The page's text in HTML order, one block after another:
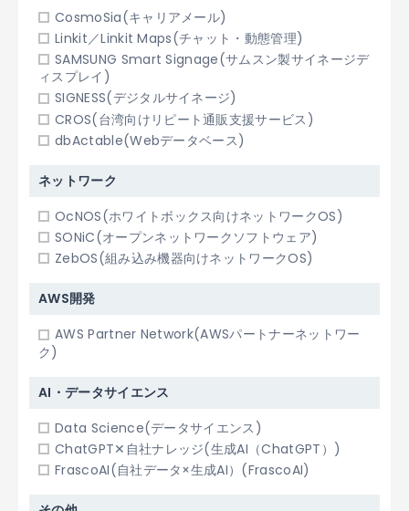
CosmoSia(キャリアメール)
Linkit／Linkit Maps(チャット・動態管理)
SAMSUNG Smart Signage(サムスン製サイネージデ
ィスプレイ)
SIGNESS(デジタルサイネージ)
CROS(台湾向けリピート通販支援サービス)
dbActable(Webデータベース)
ネットワーク
OcNOS(ホワイトボックス向けネットワークOS)
SONiC(オープンネットワークソフトウェア)
ZebOS(組み込み機器向けネットワークOS)
AWS開発
AWS Partner Network(AWSパートナーネットワー
ク)
AI・データサイエンス
Data Science(データサイエンス)
ChatGPT✕自社ナレッジ(生成AI（ChatGPT）)
FrascoAI(自社データ×生成AI）(FrascoAI)